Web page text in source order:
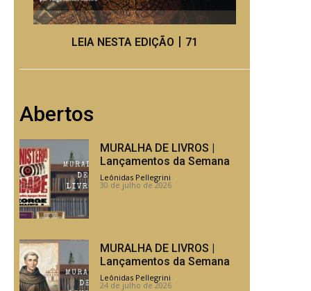
LEIA NESTA EDIÇÃO丨71
Abertos
MURALHA DE LIVROS |
Lançamentos da Semana
Leônidas Pellegrini -
30 de julho de 2026
MURALHA DE LIVROS |
Lançamentos da Semana
Leônidas Pellegrini -
24 de julho de 2026